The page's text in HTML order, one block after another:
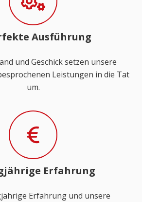
Ausführung
und Geschick setzen unsere
Leistungen in die Tat
um.
Erfahrung
Erfahrung und unsere